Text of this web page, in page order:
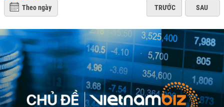
Theo ngày TRƯỚC SAU